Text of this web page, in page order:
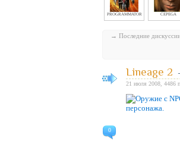
PROGRAMMATOR CEPEGA
→ Последние
0
Lineage 2
21 июля 2008, 4486